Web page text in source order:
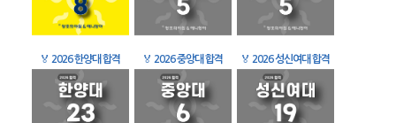
🏅 2026 한양대 합격 🏅 2026 중앙대 합격 🏅 2026 성신여대 합격